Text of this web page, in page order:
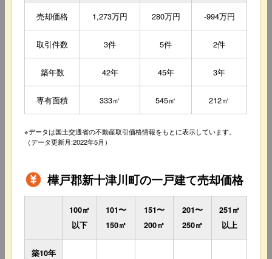
売却価格 1,273万円 280万円 -994万円
取引件数 3件 5件 2件
築年数 42年 45年 3年
専有面積 333㎡ 545㎡ 212㎡
※データは国土交通省の不動産取引価格情報をもとに表示しています。
（データ更新月:2022年5月）
樺戸郡新十津川町の一戸建て売却価格
100㎡
以下
101〜
150㎡
151〜
200㎡
201〜
250㎡
251㎡
以上
築10年